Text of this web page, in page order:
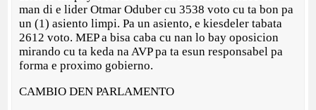
man di e lider Otmar Oduber cu 3538 voto cu ta bon pa
un (1) asiento limpi. Pa un asiento, e kiesdeler tabata
2612 voto. MEP a bisa caba cu nan lo bay oposicion
mirando cu ta keda na AVP pa ta esun responsabel pa
forma e proximo gobierno.
CAMBIO DEN PARLAMENTO